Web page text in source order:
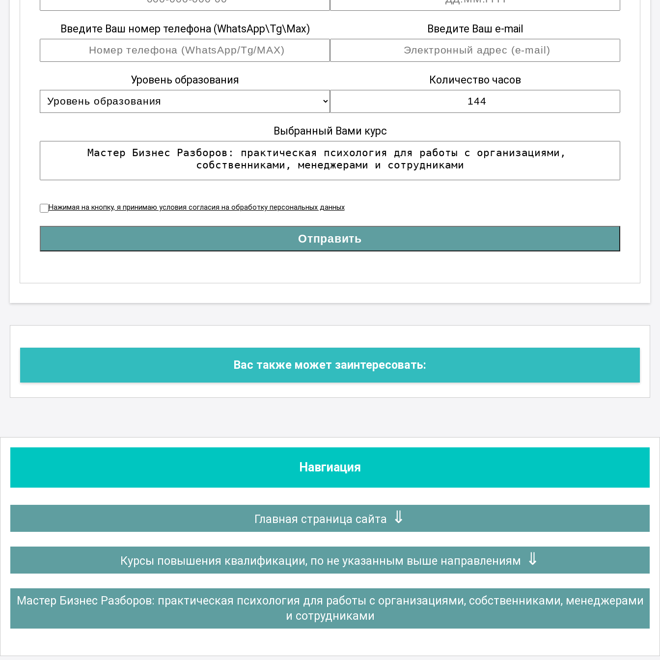
Введите Ваш номер телефона (WhatsApp\Tg\Max) Введите Ваш e-mail
Уровень образования Количество часов
Выбранный Вами курс
Нажимая на кнопку, я принимаю условия согласия на обработку персональных данных
Отправить
Вас также может заинтересовать:
Навгиация
Главная страница сайта
Курсы повышения квалификации, по не указанным выше направлениям
Мастер Бизнес Разборов: практическая психология для работы с организациями, собственниками, менеджерами
и сотрудниками